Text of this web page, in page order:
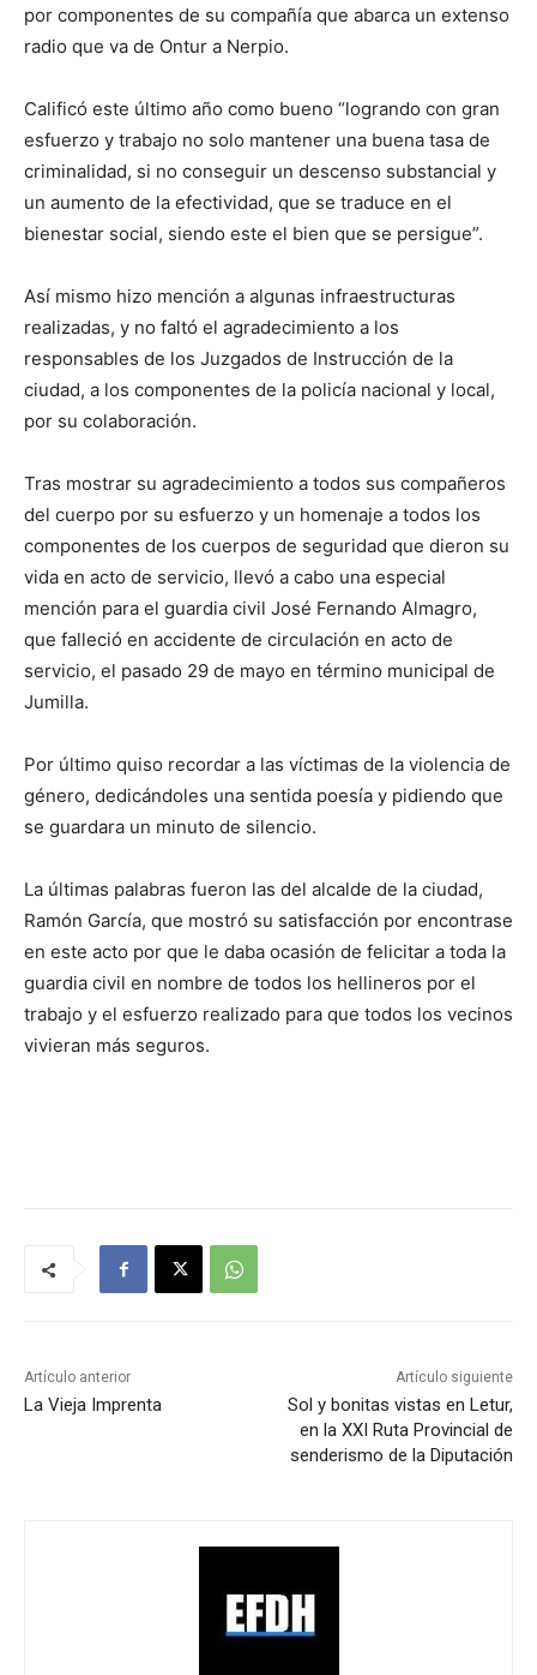
por componentes de su compañía que abarca un extenso
radio que va de Ontur a Nerpio.
Calificó este último año como bueno “logrando con gran
esfuerzo y trabajo no solo mantener una buena tasa de
criminalidad, si no conseguir un descenso substancial y
un aumento de la efectividad, que se traduce en el
bienestar social, siendo este el bien que se persigue”.
Así mismo hizo mención a algunas infraestructuras
realizadas, y no faltó el agradecimiento a los
responsables de los Juzgados de Instrucción de la
ciudad, a los componentes de la policía nacional y local,
por su colaboración.
Tras mostrar su agradecimiento a todos sus compañeros
del cuerpo por su esfuerzo y un homenaje a todos los
componentes de los cuerpos de seguridad que dieron su
vida en acto de servicio, llevó a cabo una especial
mención para el guardia civil José Fernando Almagro,
que falleció en accidente de circulación en acto de
servicio, el pasado 29 de mayo en término municipal de
Jumilla.
Por último quiso recordar a las víctimas de la violencia de
género, dedicándoles una sentida poesía y pidiendo que
se guardara un minuto de silencio.
La últimas palabras fueron las del alcalde de la ciudad,
Ramón García, que mostró su satisfacción por encontrase
en este acto por que le daba ocasión de felicitar a toda la
guardia civil en nombre de todos los hellineros por el
trabajo y el esfuerzo realizado para que todos los vecinos
vivieran más seguros.
Artículo anterior
La Vieja Imprenta
Artículo siguiente
Sol y bonitas vistas en Letur,
en la XXI Ruta Provincial de
senderismo de la Diputación